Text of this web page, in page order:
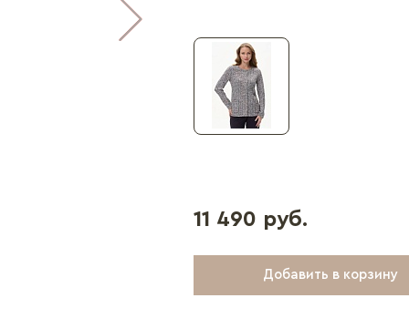
11 490 руб.
Добавить в корзину